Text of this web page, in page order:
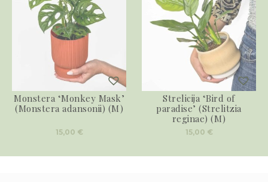
Monstera ‘Monkey Mask’
(Monstera adansonii) (M)
15,00 €
Strelicija ‘Bird of
paradise’ (Strelitzia
reginae) (M)
15,00 €